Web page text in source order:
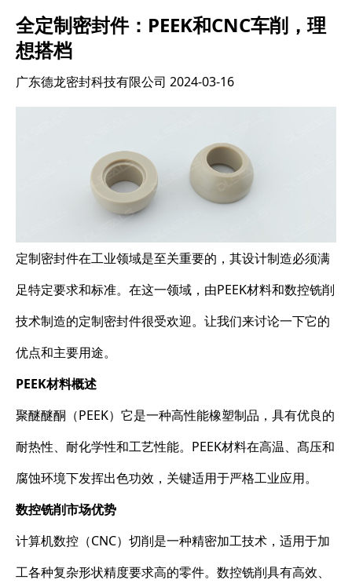
全定制密封件：PEEK和CNC车削，理
想搭档
广东德龙密封科技有限公司 2024-03-16
定制密封件在工业领域是至关重要的，其设计制造必须满
足特定要求和标准。在这一领域，由PEEK材料和数控铣削
技术制造的定制密封件很受欢迎。让我们来讨论一下它的
优点和主要用途。
PEEK材料概述
聚醚醚酮（PEEK）它是一种高性能橡塑制品，具有优良的
耐热性、耐化学性和工艺性能。PEEK材料在高温、髙压和
腐蚀环境下发挥出色功效，关键适用于严格工业应用。
数控铣削市场优势
计算机数控（CNC）切削是一种精密加工技术，适用于加
工各种复杂形状精度要求高的零件。数控铣削具有高效、